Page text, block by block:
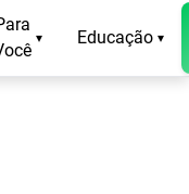
▾ Educação ▾